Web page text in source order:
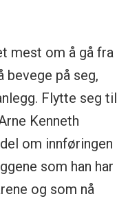
mest om å gå fra
på seg,
Flytte seg til
Kenneth
om innføringen
som han har
og som nå